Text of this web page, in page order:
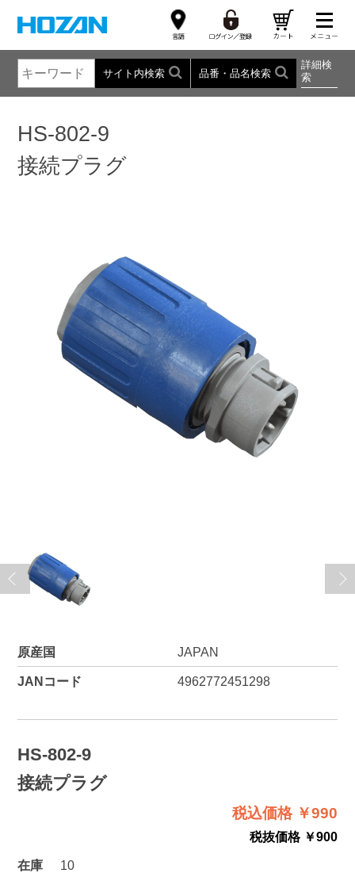
サイト内検索 品番・品名検索
詳細検
索
HS-802-9
接続プラグ
原産国 JAPAN
JANコード 4962772451298
HS-802-9
接続プラグ
税込価格 ￥990
税抜価格 ￥900
在庫
10